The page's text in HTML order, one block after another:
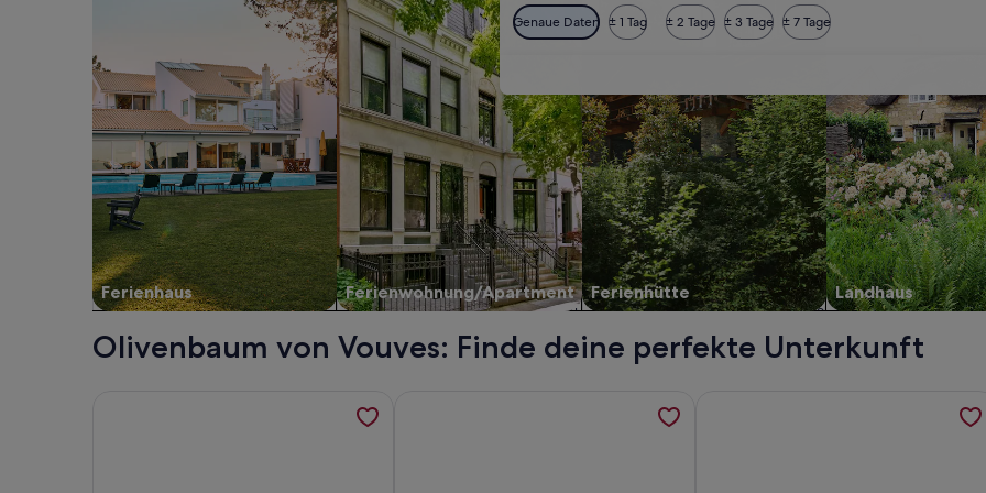
Genaue Daten ± 1 Tag ± 2 Tage ± 3 Tage ± 7 Tage
Ferienhaus Ferienwohnung/Apartment Ferienhütte Landhaus
Olivenbaum von Vouves: Finde deine perfekte Unterkunft